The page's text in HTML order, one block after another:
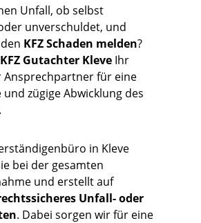
Unfall, ob selbst
unverschuldet, und
KFZ Schaden melden?
KFZ Gutachter Kleve Ihr
für eine
zügige Abwicklung des
in Kleve
bei der gesamten
und erstellt auf
Unfall- oder
. Dabei sorgen wir für eine